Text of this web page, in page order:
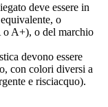
deve essere in
o
o A+), o del marchio
devono essere
con colori diversi a
e risciacquo).